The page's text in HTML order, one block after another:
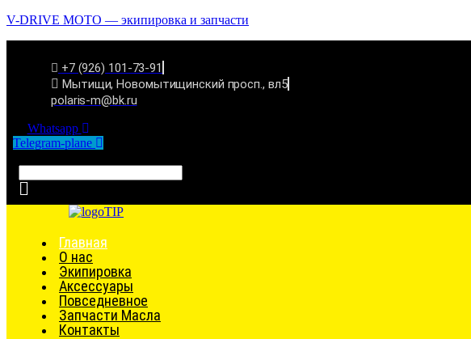
V-DRIVE MOTO — экипировка и запчасти
+7 (926) 101-73-91
Мытищи, Новомытищинский просп., вл5
polaris-m@bk.ru
Whatsapp
Telegram-plane
Главная
О нас
Экипировка
Аксессуары
Повседневное
Запчасти Масла
Контакты